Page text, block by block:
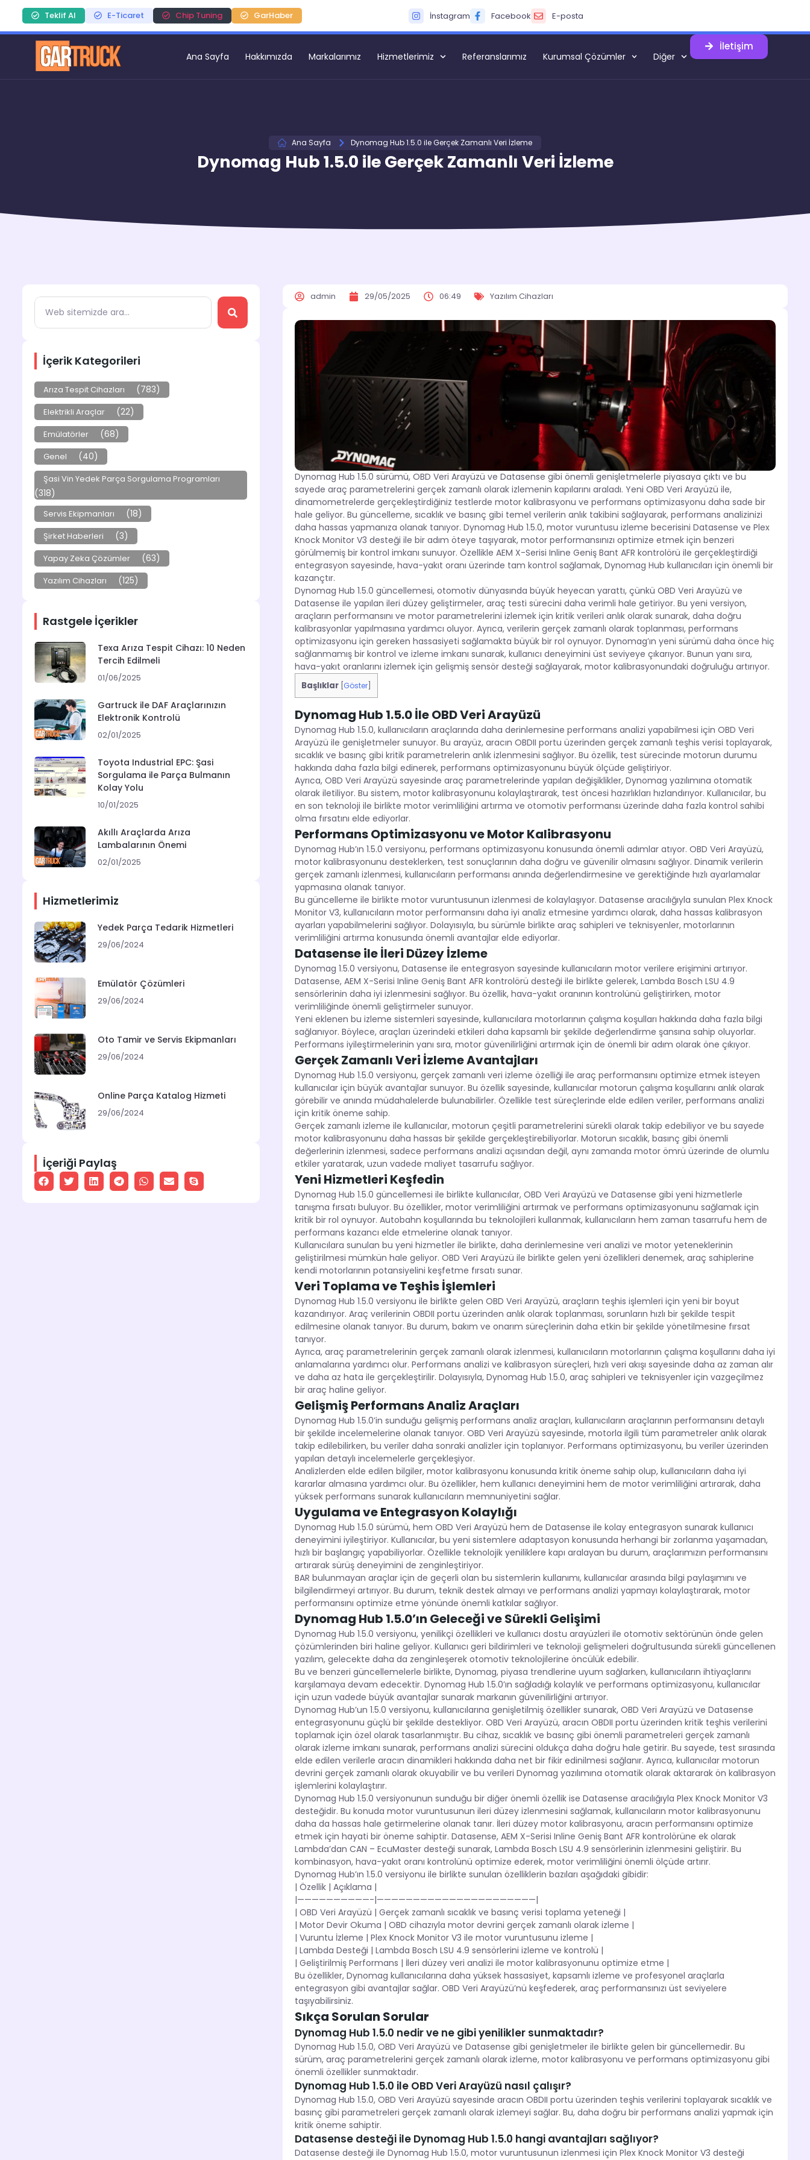
Teklif Al E-Ticaret Chip Tuning GarHaber İnstagram Facebook E-posta
Ana Sayfa Hakkımızda Markalarımız Hizmetlerimiz Referanslarımız Kurumsal Çözümler Diğer
İletişim
Ana Sayfa Dynomag Hub 1.5.0 ile Gerçek Zamanlı Veri İzleme
Dynomag Hub 1.5.0 ile Gerçek Zamanlı Veri İzleme
İçerik Kategorileri
Arıza Tespit Cihazları (783)
Elektrikli Araçlar (22)
Emülatörler (68)
Genel (40)
Şasi Vin Yedek Parça Sorgulama Programları
(318)
Servis Ekipmanları (18)
Şirket Haberleri (3)
Yapay Zeka Çözümler (63)
Yazılım Cihazları (125)
Rastgele İçerikler
Texa Arıza Tespit Cihazı: 10 Neden
Tercih Edilmeli
01/06/2025
Gartruck ile DAF Araçlarınızın
Elektronik Kontrolü
02/01/2025
Toyota Industrial EPC: Şasi
Sorgulama ile Parça Bulmanın
Kolay Yolu
10/01/2025
Akıllı Araçlarda Arıza
Lambalarının Önemi
02/01/2025
Hizmetlerimiz
Yedek Parça Tedarik Hizmetleri
29/06/2024
Emülatör Çözümleri
29/06/2024
Oto Tamir ve Servis Ekipmanları
29/06/2024
Online Parça Katalog Hizmeti
29/06/2024
İçeriği Paylaş
admin 29/05/2025 06:49 Yazılım Cihazları
Dynomag Hub 1.5.0 sürümü, OBD Veri Arayüzü ve Datasense gibi önemli genişletmelerle piyasaya çıktı ve bu
sayede araç parametrelerini gerçek zamanlı olarak izlemenin kapılarını araladı. Yeni OBD Veri Arayüzü ile,
dinamometrelerde gerçekleştirdiğiniz testlerde motor kalibrasyonu ve performans optimizasyonu daha sade bir
hale geliyor. Bu güncelleme, sıcaklık ve basınç gibi temel verilerin anlık takibini sağlayarak, performans analizinizi
daha hassas yapmanıza olanak tanıyor. Dynomag Hub 1.5.0, motor vuruntusu izleme becerisini Datasense ve Plex
Knock Monitor V3 desteği ile bir adım öteye taşıyarak, motor performansınızı optimize etmek için benzeri
görülmemiş bir kontrol imkanı sunuyor. Özellikle AEM X-Serisi Inline Geniş Bant AFR kontrolörü ile gerçekleştirdiği
entegrasyon sayesinde, hava-yakıt oranı üzerinde tam kontrol sağlamak, Dynomag Hub kullanıcıları için önemli bir
kazançtır.
Dynomag Hub 1.5.0 güncellemesi, otomotiv dünyasında büyük heyecan yarattı, çünkü OBD Veri Arayüzü ve
Datasense ile yapılan ileri düzey geliştirmeler, araç testi sürecini daha verimli hale getiriyor. Bu yeni versiyon,
araçların performansını ve motor parametrelerini izlemek için kritik verileri anlık olarak sunarak, daha doğru
kalibrasyonlar yapılmasına yardımcı oluyor. Ayrıca, verilerin gerçek zamanlı olarak toplanması, performans
optimizasyonu için gereken hassasiyeti sağlamakta büyük bir rol oynuyor. Dynomag’ın yeni sürümü daha önce hiç
sağlanmamış bir kontrol ve izleme imkanı sunarak, kullanıcı deneyimini üst seviyeye çıkarıyor. Bunun yanı sıra,
hava-yakıt oranlarını izlemek için gelişmiş sensör desteği sağlayarak, motor kalibrasyonundaki doğruluğu artırıyor.
Başlıklar Göster]
Dynomag Hub 1.5.0 İle OBD Veri Arayüzü
Dynomag Hub 1.5.0, kullanıcıların araçlarında daha derinlemesine performans analizi yapabilmesi için OBD Veri
Arayüzü ile genişletmeler sunuyor. Bu arayüz, aracın OBDII portu üzerinden gerçek zamanlı teşhis verisi toplayarak,
sıcaklık ve basınç gibi kritik parametrelerin anlık izlenmesini sağlıyor. Bu özellik, test sürecinde motorun durumu
hakkında daha fazla bilgi edinerek, performans optimizasyonunu büyük ölçüde geliştiriyor.
Ayrıca, OBD Veri Arayüzü sayesinde araç parametrelerinde yapılan değişiklikler, Dynomag yazılımına otomatik
olarak iletiliyor. Bu sistem, motor kalibrasyonunu kolaylaştırarak, test öncesi hazırlıkları hızlandırıyor. Kullanıcılar, bu
en son teknoloji ile birlikte motor verimliliğini artırma ve otomotiv performansı üzerinde daha fazla kontrol sahibi
olma fırsatını elde ediyorlar.
Performans Optimizasyonu ve Motor Kalibrasyonu
Dynomag Hub’ın 1.5.0 versiyonu, performans optimizasyonu konusunda önemli adımlar atıyor. OBD Veri Arayüzü,
motor kalibrasyonunu desteklerken, test sonuçlarının daha doğru ve güvenilir olmasını sağlıyor. Dinamik verilerin
gerçek zamanlı izlenmesi, kullanıcıların performansı anında değerlendirmesine ve gerektiğinde hızlı ayarlamalar
yapmasına olanak tanıyor.
Bu güncelleme ile birlikte motor vuruntusunun izlenmesi de kolaylaşıyor. Datasense aracılığıyla sunulan Plex Knock
Monitor V3, kullanıcıların motor performansını daha iyi analiz etmesine yardımcı olarak, daha hassas kalibrasyon
ayarları yapabilmelerini sağlıyor. Dolayısıyla, bu sürümle birlikte araç sahipleri ve teknisyenler, motorlarının
verimliliğini artırma konusunda önemli avantajlar elde ediyorlar.
Datasense ile İleri Düzey İzleme
Dynomag 1.5.0 versiyonu, Datasense ile entegrasyon sayesinde kullanıcıların motor verilere erişimini artırıyor.
Datasense, AEM X-Serisi Inline Geniş Bant AFR kontrolörü desteği ile birlikte gelerek, Lambda Bosch LSU 4.9
sensörlerinin daha iyi izlenmesini sağlıyor. Bu özellik, hava-yakıt oranının kontrolünü geliştirirken, motor
verimliliğinde önemli geliştirmeler sunuyor.
Yeni eklenen bu izleme sistemleri sayesinde, kullanıcılara motorlarının çalışma koşulları hakkında daha fazla bilgi
sağlanıyor. Böylece, araçları üzerindeki etkileri daha kapsamlı bir şekilde değerlendirme şansına sahip oluyorlar.
Performans iyileştirmelerinin yanı sıra, motor güvenilirliğini artırmak için de önemli bir adım olarak öne çıkıyor.
Gerçek Zamanlı Veri İzleme Avantajları
Dynomag Hub 1.5.0 versiyonu, gerçek zamanlı veri izleme özelliği ile araç performansını optimize etmek isteyen
kullanıcılar için büyük avantajlar sunuyor. Bu özellik sayesinde, kullanıcılar motorun çalışma koşullarını anlık olarak
görebilir ve anında müdahalelerde bulunabilirler. Özellikle test süreçlerinde elde edilen veriler, performans analizi
için kritik öneme sahip.
Gerçek zamanlı izleme ile kullanıcılar, motorun çeşitli parametrelerini sürekli olarak takip edebiliyor ve bu sayede
motor kalibrasyonunu daha hassas bir şekilde gerçekleştirebiliyorlar. Motorun sıcaklık, basınç gibi önemli
değerlerinin izlenmesi, sadece performans analizi açısından değil, aynı zamanda motor ömrü üzerinde de olumlu
etkiler yaratarak, uzun vadede maliyet tasarrufu sağlıyor.
Yeni Hizmetleri Keşfedin
Dynomag Hub 1.5.0 güncellemesi ile birlikte kullanıcılar, OBD Veri Arayüzü ve Datasense gibi yeni hizmetlerle
tanışma fırsatı buluyor. Bu özellikler, motor verimliliğini artırmak ve performans optimizasyonunu sağlamak için
kritik bir rol oynuyor. Autobahn koşullarında bu teknolojileri kullanmak, kullanıcıların hem zaman tasarrufu hem de
performans kazancı elde etmelerine olanak tanıyor.
Kullanıcılara sunulan bu yeni hizmetler ile birlikte, daha derinlemesine veri analizi ve motor yeteneklerinin
geliştirilmesi mümkün hale geliyor. OBD Veri Arayüzü ile birlikte gelen yeni özellikleri denemek, araç sahiplerine
kendi motorlarının potansiyelini keşfetme fırsatı sunar.
Veri Toplama ve Teşhis İşlemleri
Dynomag Hub 1.5.0 versiyonu ile birlikte gelen OBD Veri Arayüzü, araçların teşhis işlemleri için yeni bir boyut
kazandırıyor. Araç verilerinin OBDII portu üzerinden anlık olarak toplanması, sorunların hızlı bir şekilde tespit
edilmesine olanak tanıyor. Bu durum, bakım ve onarım süreçlerinin daha etkin bir şekilde yönetilmesine fırsat
tanıyor.
Ayrıca, araç parametrelerinin gerçek zamanlı olarak izlenmesi, kullanıcıların motorlarının çalışma koşullarını daha iyi
anlamalarına yardımcı olur. Performans analizi ve kalibrasyon süreçleri, hızlı veri akışı sayesinde daha az zaman alır
ve daha az hata ile gerçekleştirilir. Dolayısıyla, Dynomag Hub 1.5.0, araç sahipleri ve teknisyenler için vazgeçilmez
bir araç haline geliyor.
Gelişmiş Performans Analiz Araçları
Dynomag Hub 1.5.0’in sunduğu gelişmiş performans analiz araçları, kullanıcıların araçlarının performansını detaylı
bir şekilde incelemelerine olanak tanıyor. OBD Veri Arayüzü sayesinde, motorla ilgili tüm parametreler anlık olarak
takip edilebilirken, bu veriler daha sonraki analizler için toplanıyor. Performans optimizasyonu, bu veriler üzerinden
yapılan detaylı incelemelerle gerçekleşiyor.
Analizlerden elde edilen bilgiler, motor kalibrasyonu konusunda kritik öneme sahip olup, kullanıcıların daha iyi
kararlar almasına yardımcı olur. Bu özellikler, hem kullanıcı deneyimini hem de motor verimliliğini artırarak, daha
yüksek performans sunarak kullanıcıların memnuniyetini sağlar.
Uygulama ve Entegrasyon Kolaylığı
Dynomag Hub 1.5.0 sürümü, hem OBD Veri Arayüzü hem de Datasense ile kolay entegrasyon sunarak kullanıcı
deneyimini iyileştiriyor. Kullanıcılar, bu yeni sistemlere adaptasyon konusunda herhangi bir zorlanma yaşamadan,
hızlı bir başlangıç yapabiliyorlar. Özellikle teknolojik yeniliklere kapı aralayan bu durum, araçlarımızın performansını
artırarak sürüş deneyimini de zenginleştiriyor.
BAR bulunmayan araçlar için de geçerli olan bu sistemlerin kullanımı, kullanıcılar arasında bilgi paylaşımını ve
bilgilendirmeyi artırıyor. Bu durum, teknik destek almayı ve performans analizi yapmayı kolaylaştırarak, motor
performansını optimize etme yönünde önemli katkılar sağlıyor.
Dynomag Hub 1.5.0’ın Geleceği ve Sürekli Gelişimi
Dynomag Hub 1.5.0 versiyonu, yenilikçi özellikleri ve kullanıcı dostu arayüzleri ile otomotiv sektörünün önde gelen
çözümlerinden biri haline geliyor. Kullanıcı geri bildirimleri ve teknoloji gelişmeleri doğrultusunda sürekli güncellenen
yazılım, gelecekte daha da zenginleşerek otomotiv teknolojilerine öncülük edebilir.
Bu ve benzeri güncellemelerle birlikte, Dynomag, piyasa trendlerine uyum sağlarken, kullanıcıların ihtiyaçlarını
karşılamaya devam edecektir. Dynomag Hub 1.5.0’ın sağladığı kolaylık ve performans optimizasyonu, kullanıcılar
için uzun vadede büyük avantajlar sunarak markanın güvenilirliğini artırıyor.
Dynomag Hub’un 1.5.0 versiyonu, kullanıcılarına genişletilmiş özellikler sunarak, OBD Veri Arayüzü ve Datasense
entegrasyonunu güçlü bir şekilde destekliyor. OBD Veri Arayüzü, aracın OBDII portu üzerinden kritik teşhis verilerini
toplamak için özel olarak tasarlanmıştır. Bu cihaz, sıcaklık ve basınç gibi önemli parametreleri gerçek zamanlı
olarak izleme imkanı sunarak, performans analizi sürecini oldukça daha doğru hale getirir. Bu sayede, test sırasında
elde edilen verilerle aracın dinamikleri hakkında daha net bir fikir edinilmesi sağlanır. Ayrıca, kullanıcılar motorun
devrini gerçek zamanlı olarak okuyabilir ve bu verileri Dynomag yazılımına otomatik olarak aktararak ön kalibrasyon
işlemlerini kolaylaştırır.
Dynomag Hub 1.5.0 versiyonunun sunduğu bir diğer önemli özellik ise Datasense aracılığıyla Plex Knock Monitor V3
desteğidir. Bu konuda motor vuruntusunun ileri düzey izlenmesini sağlamak, kullanıcıların motor kalibrasyonunu
daha da hassas hale getirmelerine olanak tanır. İleri düzey motor kalibrasyonu, aracın performansını optimize
etmek için hayati bir öneme sahiptir. Datasense, AEM X-Serisi Inline Geniş Bant AFR kontrolörüne ek olarak
Lambda’dan CAN – EcuMaster desteği sunarak, Lambda Bosch LSU 4.9 sensörlerinin izlenmesini geliştirir. Bu
kombinasyon, hava-yakıt oranı kontrolünü optimize ederek, motor verimliliğini önemli ölçüde artırır.
Dynomag Hub’ın 1.5.0 versiyonu ile birlikte sunulan özelliklerin bazıları aşağıdaki gibidir:
| Özellik | Açıklama |
|——————————-|——————————————————————|
| OBD Veri Arayüzü | Gerçek zamanlı sıcaklık ve basınç verisi toplama yeteneği |
| Motor Devir Okuma | OBD cihazıyla motor devrini gerçek zamanlı olarak izleme |
| Vuruntu İzleme | Plex Knock Monitor V3 ile motor vuruntusunu izleme |
| Lambda Desteği | Lambda Bosch LSU 4.9 sensörlerini izleme ve kontrolü |
| Geliştirilmiş Performans | İleri düzey veri analizi ile motor kalibrasyonunu optimize etme |
Bu özellikler, Dynomag kullanıcılarına daha yüksek hassasiyet, kapsamlı izleme ve profesyonel araçlarla
entegrasyon gibi avantajlar sağlar. OBD Veri Arayüzü’nü keşfederek, araç performansınızı üst seviyelere
taşıyabilirsiniz.
Sıkça Sorulan Sorular
Dynomag Hub 1.5.0 nedir ve ne gibi yenilikler sunmaktadır?
Dynomag Hub 1.5.0, OBD Veri Arayüzü ve Datasense gibi genişletmeler ile birlikte gelen bir güncellemedir. Bu
sürüm, araç parametrelerini gerçek zamanlı olarak izleme, motor kalibrasyonu ve performans optimizasyonu gibi
önemli özellikler sunmaktadır.
Dynomag Hub 1.5.0 ile OBD Veri Arayüzü nasıl çalışır?
Dynomag Hub 1.5.0, OBD Veri Arayüzü sayesinde aracın OBDII portu üzerinden teşhis verilerini toplayarak sıcaklık ve
basınç gibi parametreleri gerçek zamanlı olarak izlemeyi sağlar. Bu, daha doğru bir performans analizi yapmak için
kritik öneme sahiptir.
Datasense desteği ile Dynomag Hub 1.5.0 hangi avantajları sağlıyor?
Datasense desteği ile Dynomag Hub 1.5.0, motor vuruntusunun izlenmesi için Plex Knock Monitor V3 desteği